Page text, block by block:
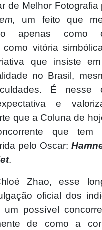
de Melhor Fotografia
um feito que
apenas como
como vitória
que insiste
no Brasil,
É nesse
e
que a Coluna de
que tem
pelo Oscar:
.
Zhao, esse
oficial dos
um possível
de como a